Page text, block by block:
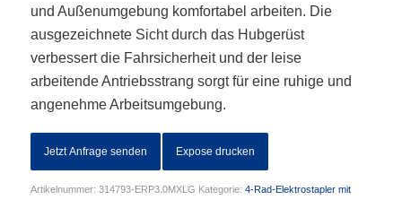
und Außenumgebung komfortabel arbeiten. Die
ausgezeichnete Sicht durch das Hubgerüst
verbessert die Fahrsicherheit und der leise
arbeitende Antriebsstrang sorgt für eine ruhige und
angenehme Arbeitsumgebung.
Jetzt Anfrage senden Expose drucken
Artikelnummer: 314793-ERP3.0MXLG Kategorie: 4-Rad-Elektrostapler mit